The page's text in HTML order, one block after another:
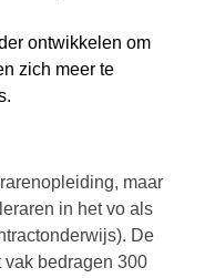
ontwikkelen om
zich meer te
maar
in het vo als
De
vak bedragen 300